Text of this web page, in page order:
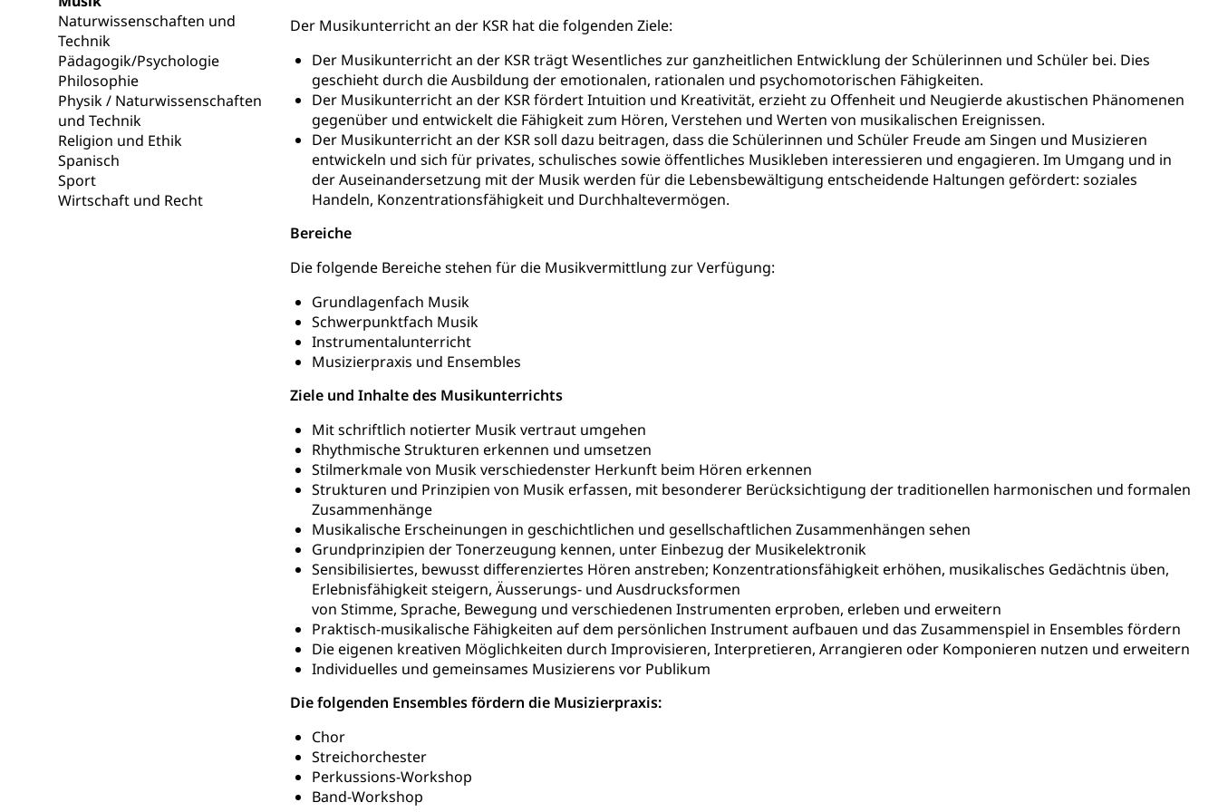
Naturwissenschaften und
Technik
Pädagogik/Psychologie
Philosophie
Physik / Naturwissenschaften
und Technik
Religion und Ethik
Spanisch
Sport
Wirtschaft und Recht
Der Musikunterricht an der KSR hat die folgenden Ziele:
Der Musikunterricht an der KSR trägt Wesentliches zur ganzheitlichen Entwicklung der Schülerinnen und Schüler bei. Dies
geschieht durch die Ausbildung der emotionalen, rationalen und psychomotorischen Fähigkeiten.
Der Musikunterricht an der KSR fördert Intuition und Kreativität, erzieht zu Offenheit und Neugierde akustischen Phänomenen
gegenüber und entwickelt die Fähigkeit zum Hören, Verstehen und Werten von musikalischen Ereignissen.
Der Musikunterricht an der KSR soll dazu beitragen, dass die Schülerinnen und Schüler Freude am Singen und Musizieren
entwickeln und sich für privates, schulisches sowie öffentliches Musikleben interessieren und engagieren. Im Umgang und in
der Auseinandersetzung mit der Musik werden für die Lebensbewältigung entscheidende Haltungen gefördert: soziales
Handeln, Konzentrationsfähigkeit und Durchhaltevermögen.
Bereiche
Die folgende Bereiche stehen für die Musikvermittlung zur Verfügung:
Grundlagenfach Musik
Schwerpunktfach Musik
Instrumentalunterricht
Musizierpraxis und Ensembles
Ziele und Inhalte des Musikunterrichts
Mit schriftlich notierter Musik vertraut umgehen
Rhythmische Strukturen erkennen und umsetzen
Stilmerkmale von Musik verschiedenster Herkunft beim Hören erkennen
Strukturen und Prinzipien von Musik erfassen, mit besonderer Berücksichtigung der traditionellen harmonischen und formalen
Zusammenhänge
Musikalische Erscheinungen in geschichtlichen und gesellschaftlichen Zusammenhängen sehen
Grundprinzipien der Tonerzeugung kennen, unter Einbezug der Musikelektronik
Sensibilisiertes, bewusst differenziertes Hören anstreben; Konzentrationsfähigkeit erhöhen, musikalisches Gedächtnis üben,
Erlebnisfähigkeit steigern, Äusserungs- und Ausdrucksformen
von Stimme, Sprache, Bewegung und verschiedenen Instrumenten erproben, erleben und erweitern
Praktisch-musikalische Fähigkeiten auf dem persönlichen Instrument aufbauen und das Zusammenspiel in Ensembles fördern
Die eigenen kreativen Möglichkeiten durch Improvisieren, Interpretieren, Arrangieren oder Komponieren nutzen und erweitern
Individuelles und gemeinsames Musizierens vor Publikum
Die folgenden Ensembles fördern die Musizierpraxis:
Chor
Streichorchester
Perkussions-Workshop
Band-Workshop
Sekundärprävention, Tertiärprävention
Darmkrebsvorsorge Kantonales Tabakpräventionsprogramm Gesundheitsförderung
Prävention (Polizei)
Suchtprävention
Gesundheitsversorgung
Soziale Sicherheit
Sozialversicherungen, Sozialpolitik, Arbeitslosenversicherung, Mutterschaftsversicherung, Krankenversicherung, Unfallversicherung,
Invalidenversicherung, Sozialhilfe
Kranken- und Unfallversicherung (gruezi.lu.ch) Krankenversicherung (WAS Luzern)
Existenzsicherung - Sozialhilfe
Soziales und Gesellschaft (Dienststelle)
Opferhilfe
Arbeitslosenversicherung (WAS Luzern)
Sucht und Drogen
Drogenabhängigkeit, Drogensucht, Medikamentenabhängigkeit, Arzneimittelabhängigkeit, Suchtkrankheit, Drogenabhängige,
Drogensüchtige, Betäubungsmittel, Suchtmittel, Psychopharmaka
Fachstelle Sucht Region Luzern
Gesundheitsversorgung
Gesundheitsversorgung, Spital, Pflegeinitiative, Ambulant vor stationär, AVOS, Patientendossier
Gesundheitsversorgung
AHV / IV
Altersrente, Invalidenrente, Witwenrente, Sozialversicherung, Vorsorgeeinrichtung, Pensionskasse, erste Säule, zweite Säule, dritte Säule,
Hilflosenentschädigung, Ergänzungsleistungen, Altersvorsorge, Todesfallversicherung
Hilfslosenentschädigung (WAS Luzern)
Informationsstelle AHV/IV
Ergänzungsleistungen (EL) (WAS Luzern)
IV-Leistungen (WAS Luzern)
Behinderung
Körperbehinderung, körperliche Behinderung, geistige Behinderung, psychische Behinderung, Erwerbsunfähigkeit, Behinderte
Inklusion im Sport
Menschen mit Behinderungen
Kultur und Medien
Archive und Bibliotheken
Bücher, Bundesarchiv, Landesbibliothek
Staatsarchiv Luzern Zentral- und Hochschulbibliothek Archiv der Denkmalpflege
Kulturelle Einrichtungen
Museen, Theater, Bibliotheken
Kulturförderung
Förderung, Kulturausschreibungen, Kulturpreis, Werkbeitrag, Produktionsbeitrag, Recherche, Bildende Kunst, Angewandte Kunst,
Theater/Tanz, Musik, Entwicklung, Programmbeiträge, Filmförderung, Regionale Förderfonds, Werkankäufe, Kunstankäufe, Kunst und Bau,
Schule und Kultur, Kulturgesuche, Kulturvermittlung